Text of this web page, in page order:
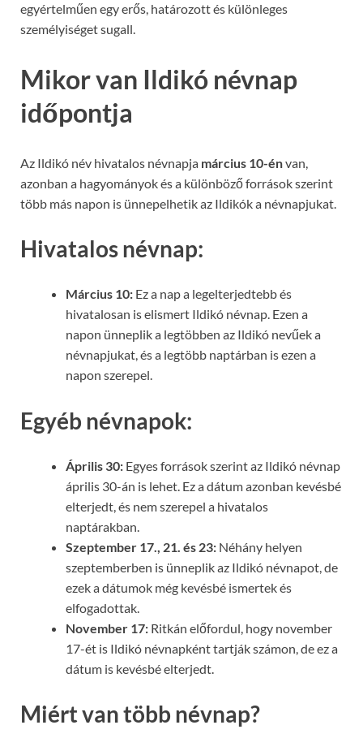
egyértelműen egy erős, határozott és különleges
személyiséget sugall.
Mikor van Ildikó névnap
időpontja
Az Ildikó név hivatalos névnapja március 10-énvan,
azonban a hagyományok és a különböző források szerint
több más napon is ünnepelhetik az Ildikók a névnapjukat.
Hivatalos névnap:
Március 10: Ez a nap a legelterjedtebb és
hivatalosan is elismert Ildikó névnap. Ezen a
napon ünneplik a legtöbben az Ildikó nevűek a
névnapjukat, és a legtöbb naptárban is ezen a
napon szerepel.
Egyéb névnapok:
Április 30: Egyes források szerint az Ildikó névnap
április 30-án is lehet. Ez a dátum azonban kevésbé
elterjedt, és nem szerepel a hivatalos
naptárakban.
Szeptember 17., 21. és 23: Néhány helyen
szeptemberben is ünneplik az Ildikó névnapot, de
ezek a dátumok még kevésbé ismertek és
elfogadottak.
November 17: Ritkán előfordul, hogy november
17-ét is Ildikó névnapként tartják számon, de ez a
dátum is kevésbé elterjedt.
Miért van több névnap?